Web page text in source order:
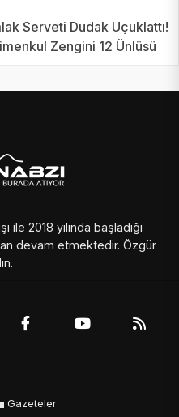
Serveti Dudak Uçuklattı!
Zengini 12 Ünlüsü
ile 2018 yılında başladığı
devam etmektedir. Özgür
Gazeteler